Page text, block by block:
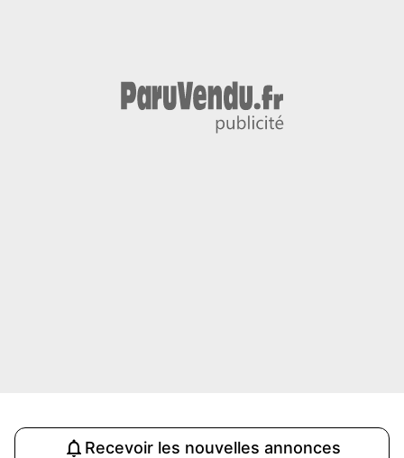
Recevoir les nouvelles annonces